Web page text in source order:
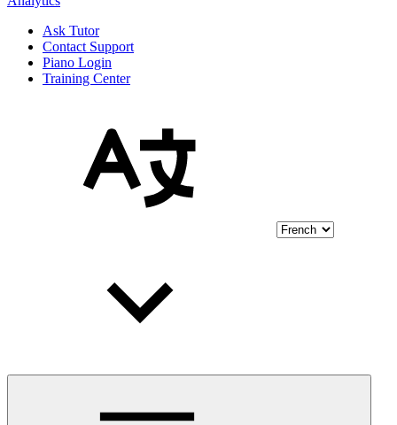
Ask Tutor
Contact Support
Piano Login
Training Center